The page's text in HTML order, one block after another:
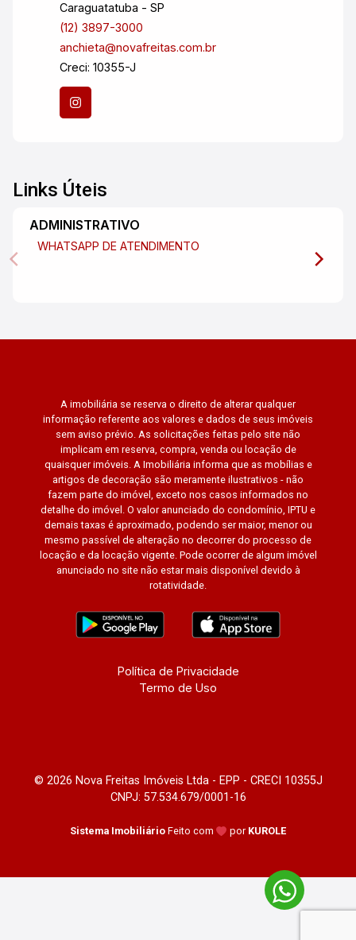
Caraguatatuba - SP
(12) 3897-3000
anchieta@novafreitas.com.br
Creci: 10355-J
Links Úteis
ADMINISTRATIVO
WHATSAPP DE ATENDIMENTO
A imobiliária se reserva o direito de alterar qualquer
informação referente aos valores e dados de seus imóveis
sem aviso prévio. As solicitações feitas pelo site não
implicam em reserva, compra, venda ou locação de
quaisquer imóveis. A Imobiliária informa que as mobílias e
artigos de decoração são meramente ilustrativos - não
fazem parte do imóvel, exceto nos casos informados no
detalhe do imóvel. O valor anunciado do condomínio, IPTU e
demais taxas é aproximado, podendo ser maior, menor ou
mesmo passível de alteração no decorrer do processo de
locação e da locação vigente. Pode ocorrer de algum imóvel
anunciado no site não estar mais disponível devido à
rotatividade.
Política de Privacidade
Termo de Uso
© 2026 Nova Freitas Imóveis Ltda - EPP - CRECI 10355J
CNPJ: 57.534.679/0001-16
Sistema Imobiliário Feito com por KUROLE